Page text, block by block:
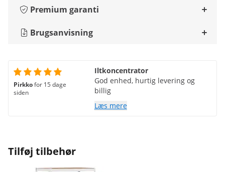
Premium garanti
Brugsanvisning
Pirkkofor 15 dage
siden
Iltkoncentrator
God enhed, hurtig levering og
billig
Læs mere
Tilføj tilbehør